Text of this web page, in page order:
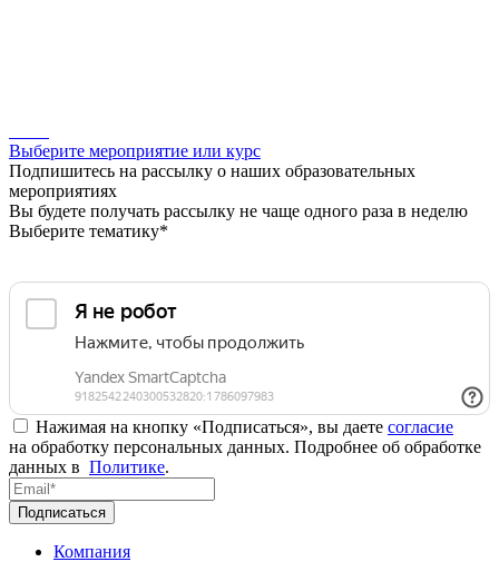
Выберите мероприятие или курс
Подпишитесь на рассылку о наших образовательных
мероприятиях
Вы будете получать рассылку не чаще одного раза в неделю
Выберите тематику*
Нажимая на кнопку «Подписаться», вы даете согласие
на обработку персональных данных. Подробнее об обработке
данных в Политике.
Подписаться
Компания